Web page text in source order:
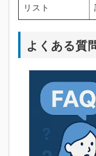
リスト
よくある質